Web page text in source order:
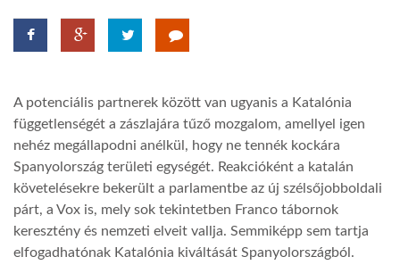
GLOBOTV
AFRIKA TUDÁSTÁR
A NAP SZÉPE
LINKTR.EE
A potenciális partnerek között van ugyanis a Katalónia
függetlenségét a zászlajára tűző mozgalom, amellyel igen
nehéz megállapodni anélkül, hogy ne tennék kockára
Spanyolország területi egységét. Reakcióként a katalán
követelésekre bekerült a parlamentbe az új szélsőjobboldali
párt, a Vox is, mely sok tekintetben Franco tábornok
keresztény és nemzeti elveit vallja. Semmiképp sem tartja
elfogadhatónak Katalónia kiváltását Spanyolországból.